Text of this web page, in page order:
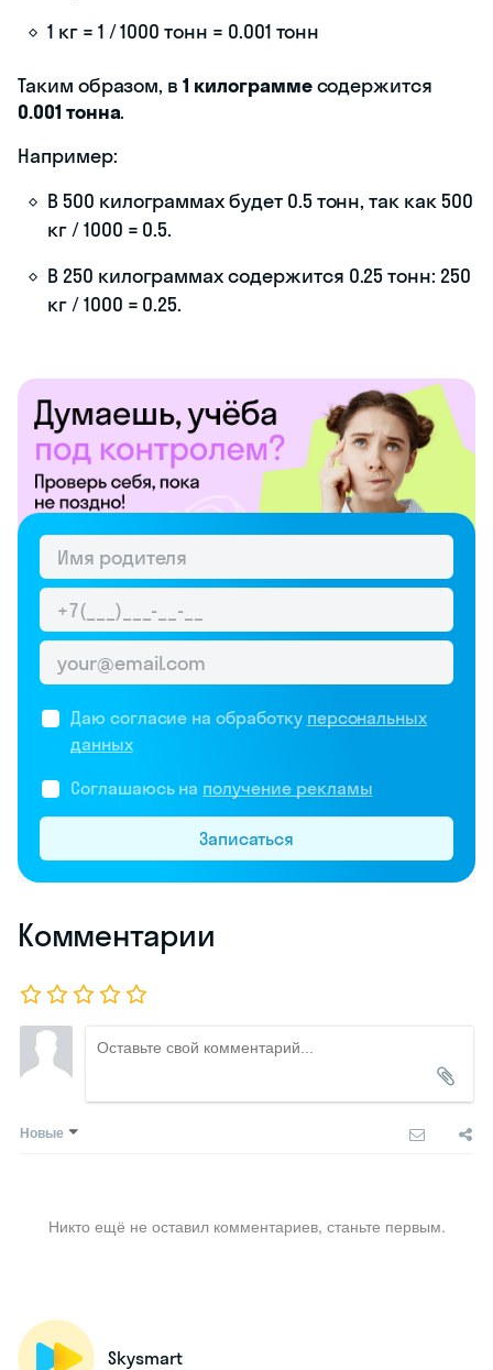
1 кг = 1 / 1000 тонн = 0.001 тонн
Таким образом, в1 килограммесодержится
0.001 тонна.
Например:
В 500 килограммах будет 0.5 тонн, так как 500
кг / 1000 = 0.5.
В 250 килограммах содержится 0.25 тонн: 250
кг / 1000 = 0.25.
Даю согласие на обработку персональных
данных
Соглашаюсь на получение рекламы
Записаться
Комментарии
Новые
Никто ещё не оставил комментариев, станьте первым.
Skysmart